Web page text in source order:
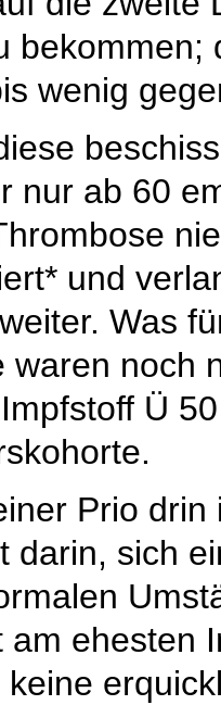
bekommen;
wenig
nur ab 60
und
Was
waren noch
Ü
Prio drin
darin, sich
am ehesten